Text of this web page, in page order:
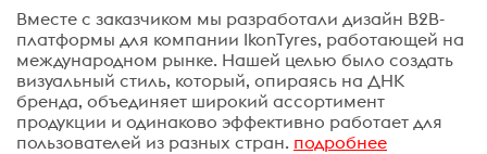
Вместе с заказчиком мы разработали дизайн B2B-
платформы для компании IkonTyres, работающей на
международном рынке. Нашей целью было создать
визуальный стиль, который, опираясь на ДНК
бренда, объединяет широкий ассортимент
продукции и одинаково эффективно работает для
пользователей из разных стран. подробнее